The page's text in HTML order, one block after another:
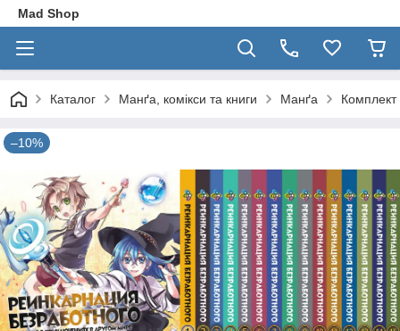
Mad Shop
Каталог Манґа, комікси та книги Манґа Комплект
–10%